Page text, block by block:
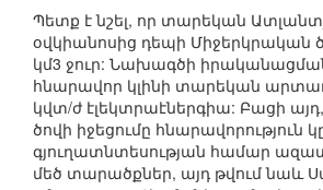
Պետք է նշել, որ տարեկան
օվկիանոսից դեպի Միջերկրական
կմ3 ջուր: Նախագծի
հնարավոր կլինի տարեկան
կվտ/ժ էլեկտրաէներգիա: Բացի
ծովի իջեցումը հնարավորություն
գյուղատնտեսության համար
մեծ տարածքներ, այդ թվում նաև